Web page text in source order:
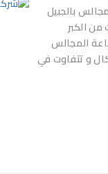
بالجبيل
الكبر
المجالس
و تتفاوت في